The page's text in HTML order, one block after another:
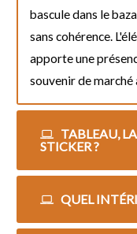
bascule dans le
sans cohérence.
apporte une
souvenir de marché
TABLEAU,
STICKER ?
QUEL